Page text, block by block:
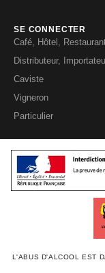
SE CONNECTER
Café, Hôtel,
Distributeur,
Caviste
Vigneron
Particulier
L'ABUS D'ALCOOL EST